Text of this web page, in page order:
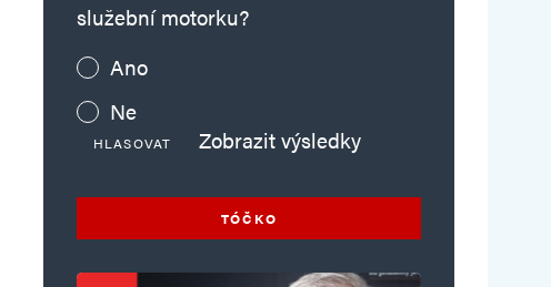
služební motorku?
Ano
Ne
HLASOVAT Zobrazit výsledky
TÓČKO